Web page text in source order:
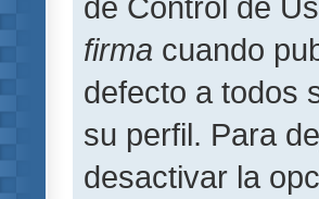
firma cuando
defecto a todos
su perfil. Para
desactivar la